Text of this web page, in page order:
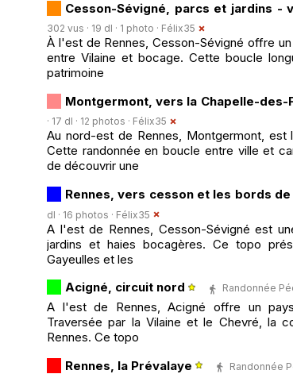
Cesson-Sévigné, parcs et jardins -
302 vus · 19 dl · 1 photo · Félix35
À l'est de Rennes, Cesson-Sévigné offre
entre Vilaine et bocage. Cette boucle
patrimoine
Montgermont, vers la Chapelle-des-
· 17 dl · 12 photos · Félix35
Au nord-est de Rennes, Montgermont,
Cette randonnée en boucle entre ville et
de découvrir une
Rennes, vers cesson et les bords de
dl · 16 photos · Félix35
A l'est de Rennes, Cesson-Sévigné est
jardins et haies bocagères. Ce topo
Gayeulles et les
Acigné, circuit nord
Randonnée
A l'est de Rennes, Acigné offre un
Traversée par la Vilaine et le Chevré, la
Rennes. Ce topo
Rennes, la Prévalaye
Randonnée